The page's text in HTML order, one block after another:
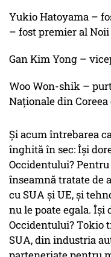
Yukio Hatoyama –
– fost premier al Noii
Gan Kim Yong –
Woo Won-shik –
Naționale din Coreea
Și acum întrebarea
înghită în sec: Își
Occidentului?
înseamnă tratate de
cu SUA și UE, și
nu le poate egala.
Occidentului? Tokio
SUA, din industria